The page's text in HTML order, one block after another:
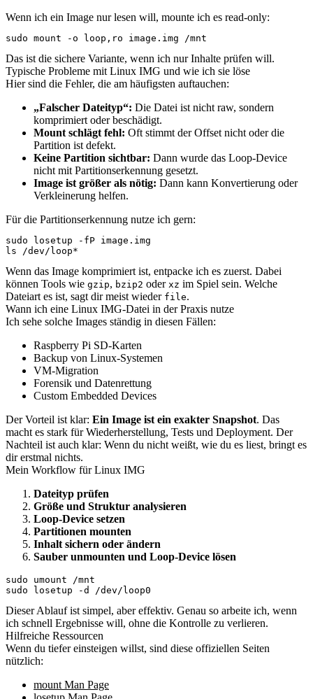
Wenn ich ein Image nur lesen will, mounte ich es read-only:
sudo mount -o loop,ro image.img /mnt
Das ist die sichere Variante, wenn ich nur Inhalte prüfen will.
Typische Probleme mit Linux IMG und wie ich sie löse
Hier sind die Fehler, die am häufigsten auftauchen:
„Falscher Dateityp“: Die Datei ist nicht raw, sondern
komprimiert oder beschädigt.
Mount schlägt fehl: Oft stimmt der Offset nicht oder die
Partition ist defekt.
Keine Partition sichtbar: Dann wurde das Loop-Device
nicht mit Partitionserkennung gesetzt.
Image ist größer als nötig: Dann kann Konvertierung oder
Verkleinerung helfen.
Für die Partitionserkennung nutze ich gern:
sudo losetup -fP image.img
ls /dev/loop*
Wenn das Image komprimiert ist, entpacke ich es zuerst. Dabei
können Tools wie gzip, bzip2 oder xz im Spiel sein. Welche
Dateiart es ist, sagt dir meist wieder file.
Wann ich eine Linux IMG-Datei in der Praxis nutze
Ich sehe solche Images ständig in diesen Fällen:
Raspberry Pi SD-Karten
Backup von Linux-Systemen
VM-Migration
Forensik und Datenrettung
Custom Embedded Devices
Der Vorteil ist klar: Ein Image ist ein exakter Snapshot. Das
macht es stark für Wiederherstellung, Tests und Deployment. Der
Nachteil ist auch klar: Wenn du nicht weißt, wie du es liest, bringt es
dir erstmal nichts.
Mein Workflow für Linux IMG
Dateityp prüfen
Größe und Struktur analysieren
Loop-Device setzen
Partitionen mounten
Inhalt sichern oder ändern
Sauber unmounten und Loop-Device lösen
sudo umount /mnt
sudo losetup -d /dev/loop0
Dieser Ablauf ist simpel, aber effektiv. Genau so arbeite ich, wenn
ich schnell Ergebnisse will, ohne die Kontrolle zu verlieren.
Hilfreiche Ressourcen
Wenn du tiefer einsteigen willst, sind diese offiziellen Seiten
nützlich:
mount Man Page